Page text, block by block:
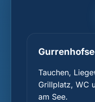
Tauchen,
Grillplatz, WC
am See.